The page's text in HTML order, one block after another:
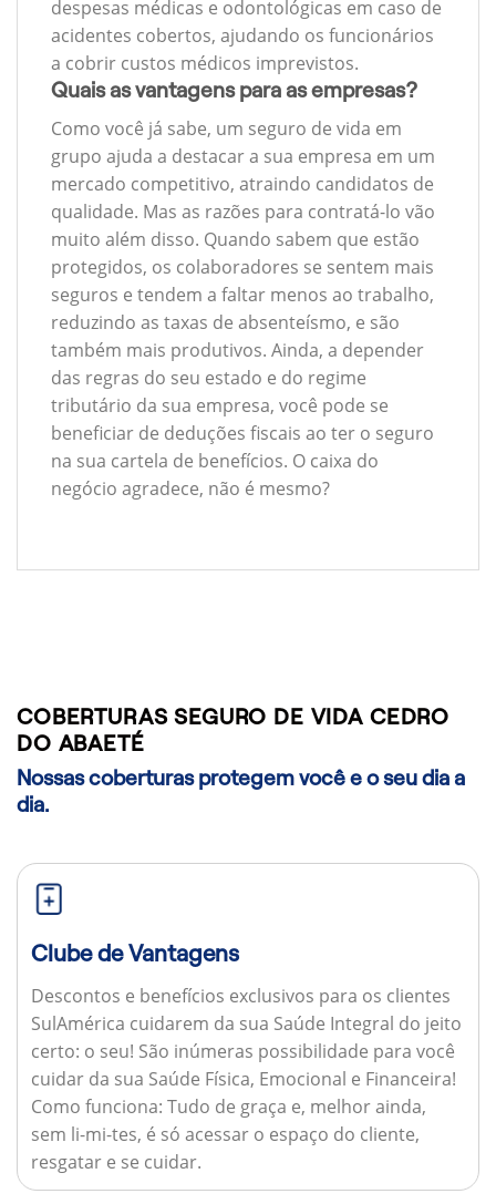
despesas médicas e odontológicas em caso de
acidentes cobertos, ajudando os funcionários
a cobrir custos médicos imprevistos.
Quais as vantagens para as empresas?
Como você já sabe, um seguro de vida em
grupo ajuda a destacar a sua empresa em um
mercado competitivo, atraindo candidatos de
qualidade. Mas as razões para contratá-lo vão
muito além disso. Quando sabem que estão
protegidos, os colaboradores se sentem mais
seguros e tendem a faltar menos ao trabalho,
reduzindo as taxas de absenteísmo, e são
também mais produtivos. Ainda, a depender
das regras do seu estado e do regime
tributário da sua empresa, você pode se
beneficiar de deduções fiscais ao ter o seguro
na sua cartela de benefícios. O caixa do
negócio agradece, não é mesmo?
COBERTURAS SEGURO DE VIDA CEDRO
DO ABAETÉ
Nossas coberturas protegem você e o seu dia a
dia.
Clube de Vantagens
Descontos e benefícios exclusivos para os clientes
SulAmérica cuidarem da sua Saúde Integral do jeito
certo: o seu! São inúmeras possibilidade para você
cuidar da sua Saúde Física, Emocional e Financeira!
Como funciona: Tudo de graça e, melhor ainda,
sem li-mi-tes, é só acessar o espaço do cliente,
resgatar e se cuidar.